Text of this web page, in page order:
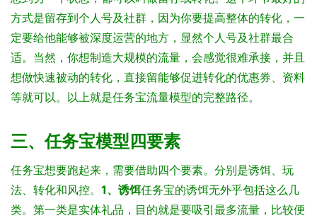
方式是留存到个人号及社群，因为你要提高整体的转化，一
定要给他能够被深度运营的地方，显然个人号及社群最合
适。当然，你想制造大规模的流量，会感觉很难承接，并且
想做快速被动的转化，直接留能够促进转化的优惠券、资料
等就可以。 以上就是任务宝流量模型的完整路径。
三、任务宝模型四要素
任务宝想要跑起来，需要借助四个要素。分别是诱饵、玩
法、转化和风控。 1、诱饵任务宝的诱饵无外乎包括这么几
类。 第一类是实体礼品，目的就是要吸引最多流量，比较便